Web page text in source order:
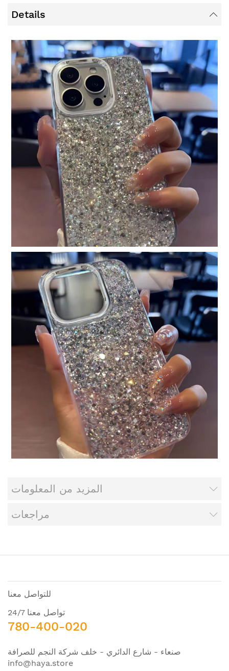
Details
المزيد من المعلومات
مراجعات
للتواصل معنا
تواصل معنا 24/7
780-400-020
صنعاء - شارع الدائري - خلف شركة النجم للصرافة
info@haya.store